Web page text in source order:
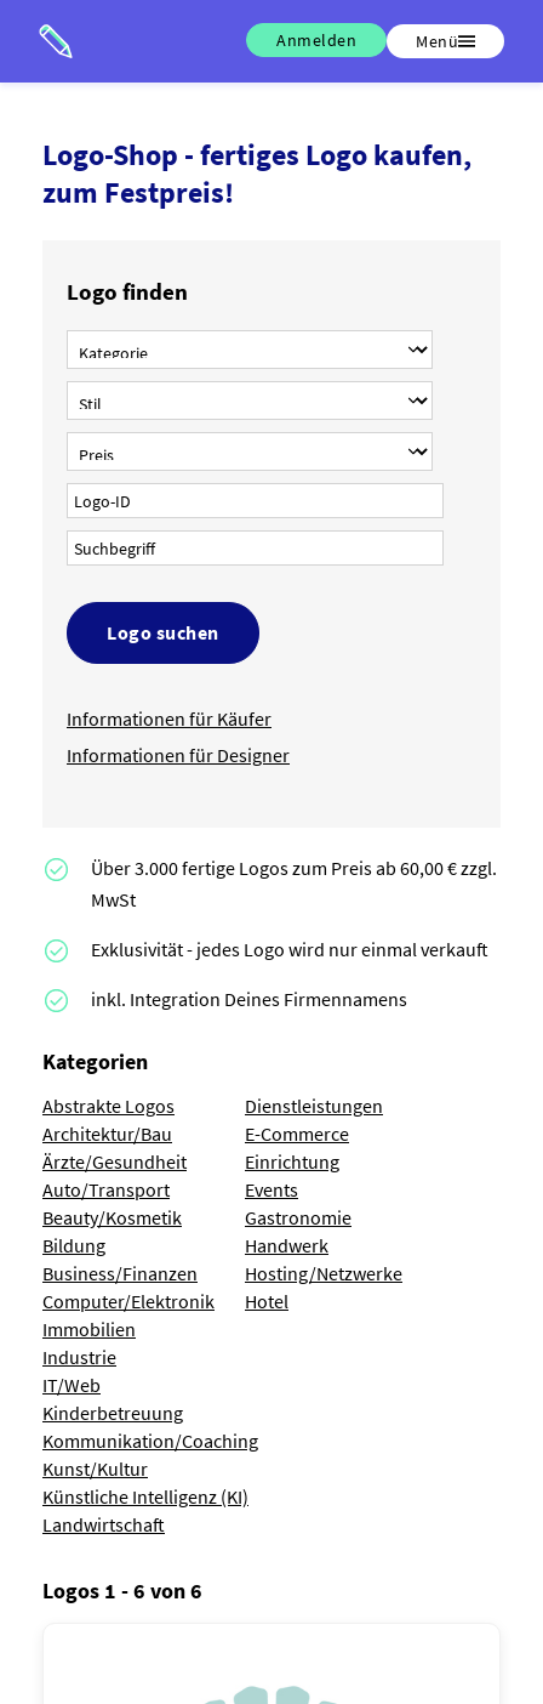
Anmelden Menü
Logo-Shop - fertiges Logo kaufen,
zum Festpreis!
Logo finden
Logo suchen
Informationen für Käufer
Informationen für Designer
Über 3.000 fertige Logos zum Preis ab 60,00 € zzgl.
MwSt
Exklusivität - jedes Logo wird nur einmal verkauft
inkl. Integration Deines Firmennamens
Kategorien
Abstrakte Logos
Architektur/Bau
Ärzte/Gesundheit
Auto/Transport
Beauty/Kosmetik
Bildung
Business/Finanzen
Computer/Elektronik
Dienstleistungen
E-Commerce
Einrichtung
Events
Gastronomie
Handwerk
Hosting/Netzwerke
Hotel
Immobilien
Industrie
IT/Web
Kinderbetreuung
Kommunikation/Coaching
Kunst/Kultur
Künstliche Intelligenz (KI)
Landwirtschaft
Logos 1 - 6 von 6